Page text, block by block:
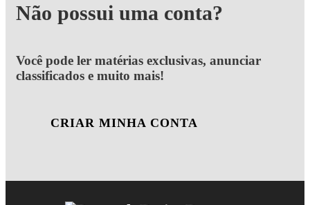
Não possui uma conta?
Você pode ler matérias exclusivas, anunciar
classificados e muito mais!
CRIAR MINHA CONTA